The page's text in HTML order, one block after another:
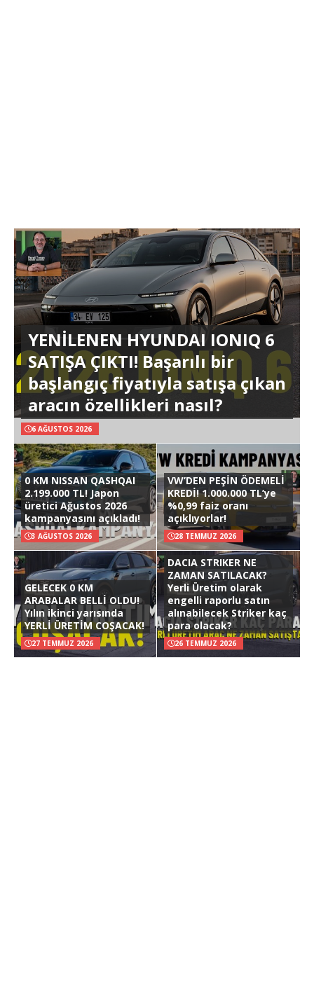
YENİLENEN HYUNDAI IONIQ 6
SATIŞA ÇIKTI! Başarılı bir
başlangıç fiyatıyla satışa çıkan
aracın özellikleri nasıl?
6 AĞUSTOS 2026
0 KM NISSAN QASHQAI
2.199.000 TL! Japon
üretici Ağustos 2026
kampanyasını açıkladı!
3 AĞUSTOS 2026
VW’DEN PEŞİN ÖDEMELİ
KREDİ! 1.000.000 TL’ye
%0,99 faiz oranı
açıklıyorlar!
28 TEMMUZ 2026
GELECEK 0 KM
ARABALAR BELLİ OLDU!
Yılın ikinci yarısında
YERLİ ÜRETİM COŞACAK!
27 TEMMUZ 2026
DACIA STRIKER NE
ZAMAN SATILACAK?
Yerli Üretim olarak
engelli raporlu satın
alınabilecek Striker kaç
para olacak?
26 TEMMUZ 2026